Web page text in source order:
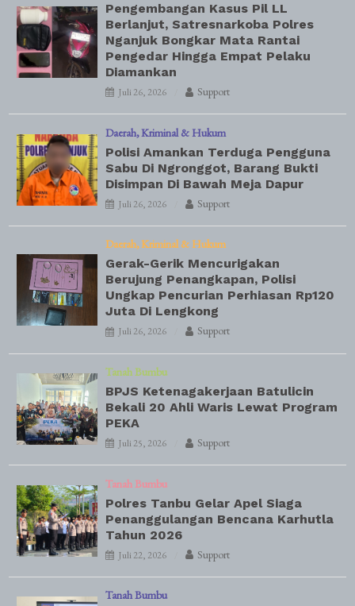
Pengembangan Kasus Pil LL
Berlanjut, Satresnarkoba Polres
Nganjuk Bongkar Mata Rantai
Pengedar Hingga Empat Pelaku
Diamankan
Juli 26, 2026 Support
Daerah Kriminal & Hukum
Polisi Amankan Terduga Pengguna
Sabu Di Ngronggot, Barang Bukti
Disimpan Di Bawah Meja Dapur
Juli 26, 2026 Support
Daerah Kriminal & Hukum
Gerak-Gerik Mencurigakan
Berujung Penangkapan, Polisi
Ungkap Pencurian Perhiasan Rp120
Juta Di Lengkong
Juli 26, 2026 Support
Tanah Bumbu
BPJS Ketenagakerjaan Batulicin
Bekali 20 Ahli Waris Lewat Program
PEKA
Juli 25, 2026 Support
Tanah Bumbu
Polres Tanbu Gelar Apel Siaga
Penanggulangan Bencana Karhutla
Tahun 2026
Juli 22, 2026 Support
Tanah Bumbu